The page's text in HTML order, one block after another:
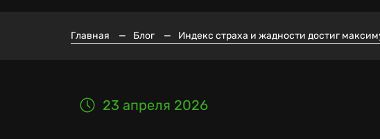
Главная — Блог — Индекс страха и жадности достиг
23 апреля 2026